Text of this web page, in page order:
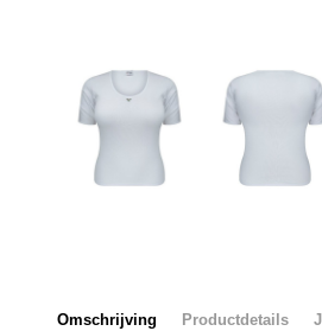
Omschrijving Productdetails